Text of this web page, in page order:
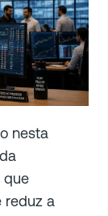
nesta
que
reduz a